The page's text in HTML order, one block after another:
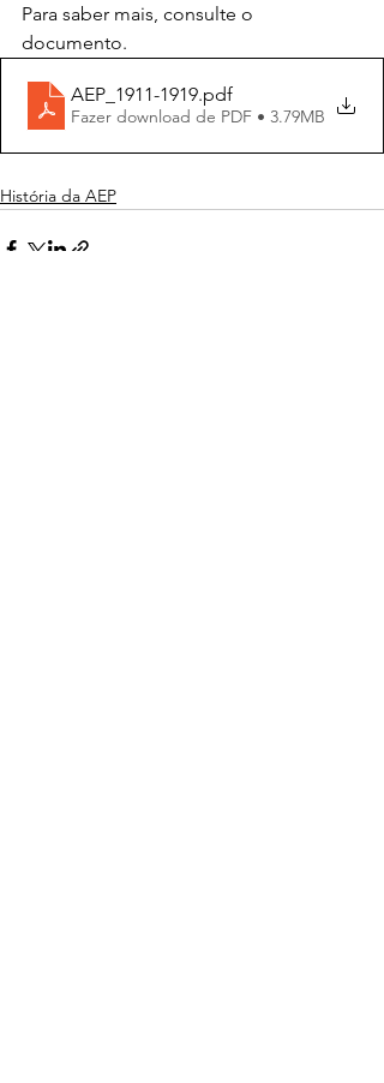
Para saber mais, consulte o
documento.
AEP_1911-1919.pdf
Fazer download de PDF • 3.79MB
História da AEP